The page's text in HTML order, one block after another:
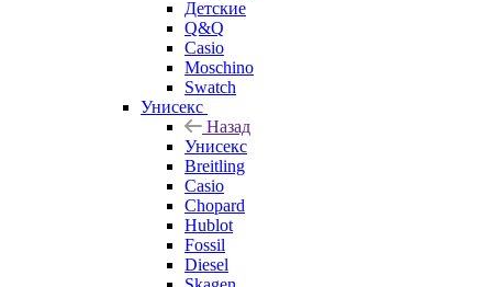
Детские
Q&Q
Casio
Moschino
Swatch
Унисекс
Назад
Унисекс
Breitling
Casio
Chopard
Hublot
Fossil
Diesel